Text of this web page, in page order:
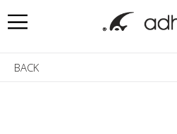
BACK